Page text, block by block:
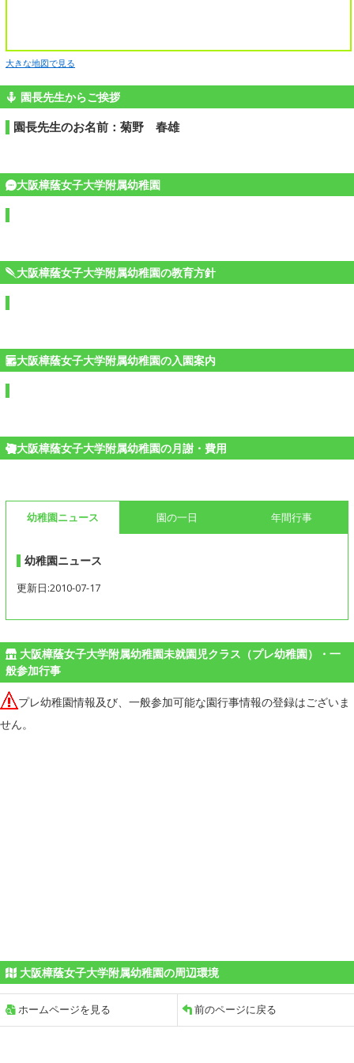
大きな地図で見る
園長先生からご挨拶
園長先生のお名前：菊野 春雄
大阪樟蔭女子大学附属幼稚園
大阪樟蔭女子大学附属幼稚園の教育方針
大阪樟蔭女子大学附属幼稚園の入園案内
大阪樟蔭女子大学附属幼稚園の月謝・費用
幼稚園ニュース 園の一日 年間行事
幼稚園ニュース
更新日:2010-07-17
大阪樟蔭女子大学附属幼稚園未就園児クラス（プレ幼稚園）・一
般参加行事
プレ幼稚園情報及び、一般参加可能な園行事情報の登録はございま
せん。
大阪樟蔭女子大学附属幼稚園の周辺環境
ホームページを見る 前のページに戻る